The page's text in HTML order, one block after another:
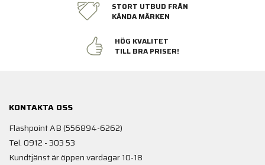
STORT UTBUD FRÅN
KÄNDA MÄRKEN
HÖG KVALITET
TILL BRA PRISER!
KONTAKTA OSS
Flashpoint AB (556894-6262)
Tel. 0912 - 303 53
Kundtjänst är öppen vardagar 10-18